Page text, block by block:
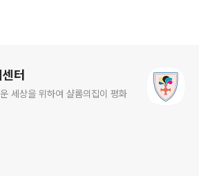
터
세상을 위하여 샬롬의집이 평화